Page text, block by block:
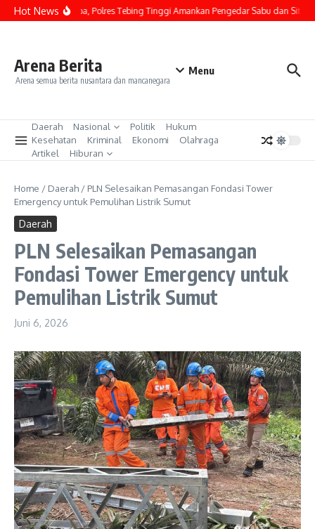
Lewati ke konten
Hot News
Kasus Narkoba, Polres Tebing Tinggi Amankan Pengedar Sabu dan Sita
Arena Berita
Arena semua berita nusantara dan mancanegara
Menu
Daerah Nasional Politik
Hukum
Kesehatan
Kriminal Ekonomi
Olahraga
Artikel
Hiburan
Home / Daerah / PLN Selesaikan Pemasangan Fondasi Tower
Emergency untuk Pemulihan Listrik Sumut
Daerah
PLN Selesaikan Pemasangan
Fondasi Tower Emergency untuk
Pemulihan Listrik Sumut
Juni 6, 2026